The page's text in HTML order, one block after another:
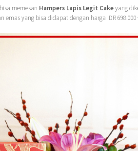
memesan Hampers Lapis Legit Cakeyang
emas yang bisa didapat dengan harga IDR